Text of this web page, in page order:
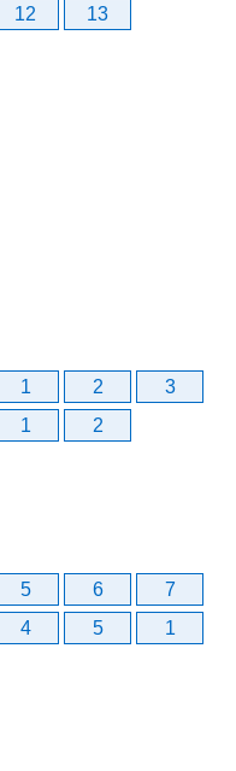
12 13
1 2
3
1 2
5 6
7
4 5
1